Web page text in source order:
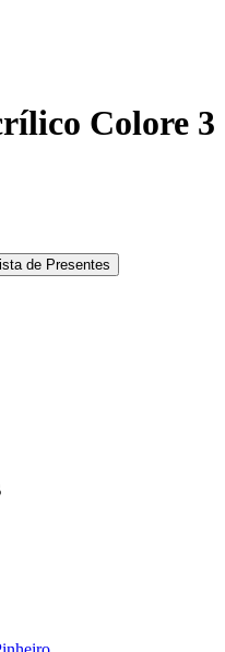
Colore 3
de Presentes